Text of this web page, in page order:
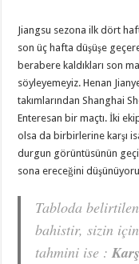
Jiangsu sezona ilk dört
son üç hafta düşüşe
berabere kaldıkları son
söyleyemeyiz. Henan
takımlarından Shanghai
Enteresan bir maçtı. İki
olsa da birbirlerine karşı
durgun görüntüsünün
sona ereceğini
Tabloda
bahistir, sizin için
tahmini ise :